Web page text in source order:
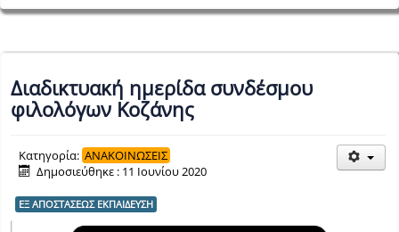
Διαδικτυακή ημερίδα συνδέσμου
φιλολόγων Κοζάνης
Κατηγορία: ΑΝΑΚΟΙΝΩΣΕΙΣ
Δημοσιεύθηκε : 11 Ιουνίου 2020
ΕΞ ΑΠΟΣΤΑΣΕΩΣ ΕΚΠΑΙΔΕΥΣΗ